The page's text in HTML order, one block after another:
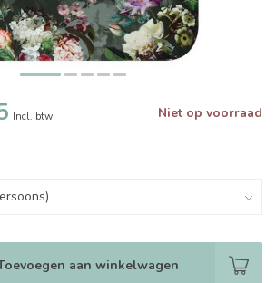
Incl. btw Niet op voorraad
aan winkelwagen